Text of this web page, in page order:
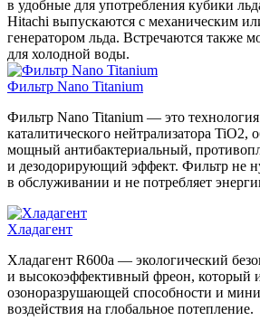
в удобные для употребления кубики
Hitachi выпускаются с механическим
генератором льда. Встречаются также
для холодной воды.
Фильтр Nano Titanium
Фильтр Nano Titanium — это
каталитического нейтрализатора TiO2,
мощный антибактериальный,
и дезодорирующий эффект. Фильтр не
в обслуживании и не потребляет
Хладагент
Хладагент R600a — экологический
и высокоэффективный фреон, который
озоноразрушающей способности и
воздействия на глобальное потепление.